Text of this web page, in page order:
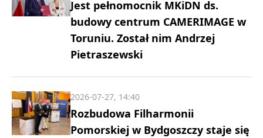
Jest pełnomocnik MKiDN ds.
budowy centrum CAMERIMAGE w
Toruniu. Został nim Andrzej
Pietraszewski
Rozbudowa Filharmonii
Pomorskiej w Bydgoszczy staje się
2026-07-27, 14:40